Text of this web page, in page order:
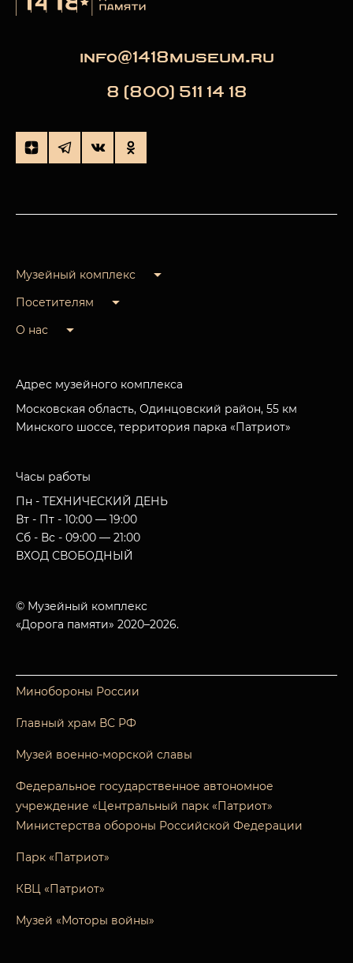
info@1418museum.ru
8 (800) 511 14 18
Музейный комплекс
Посетителям
О нас
Адрес музейного комплекса
Московская область, Одинцовский район, 55 км
Минского шоссе, территория парка «Патриот»
Часы работы
Пн - ТЕХНИЧЕСКИЙ ДЕНЬ
Вт - Пт - 10:00 — 19:00
Сб - Вс - 09:00 — 21:00
ВХОД СВОБОДНЫЙ
© Музейный комплекс
«Дорога памяти» 2020–2026.
Минобороны России
Главный храм ВС РФ
Музей военно-морской славы
Федеральное государственное автономное
учреждение «Центральный парк «Патриот»
Министерства обороны Российской Федерации
Парк «Патриот»
КВЦ «Патриот»
Музей «Моторы войны»